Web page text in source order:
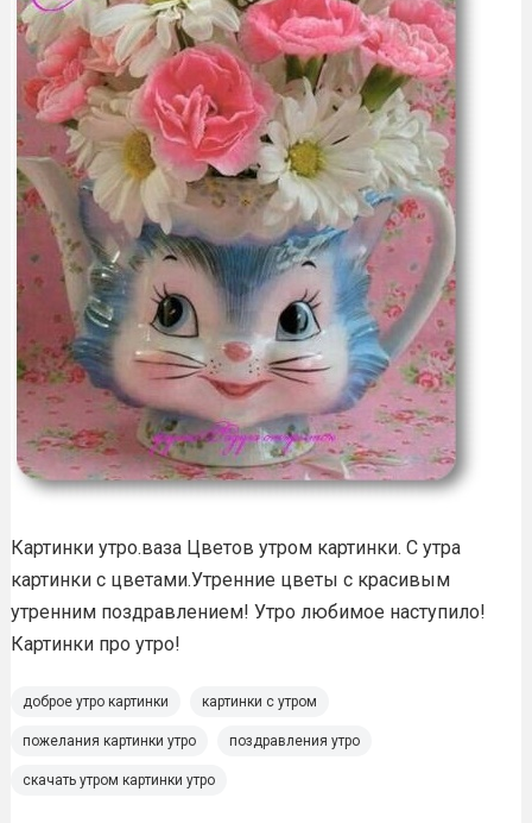
Картинки утро.ваза Цветов утром картинки. С утра
картинки с цветами.Утренние цветы с красивым
утренним поздравлением! Утро любимое наступило!
Картинки про утро!
доброе утро картинки картинки с утром
пожелания картинки утро поздравления утро
скачать утром картинки утро